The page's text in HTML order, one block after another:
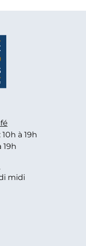
à 19h
19h
midi